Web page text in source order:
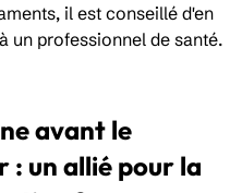
il est conseillé d'en
un professionnel de santé.
avant le
: un allié pour la